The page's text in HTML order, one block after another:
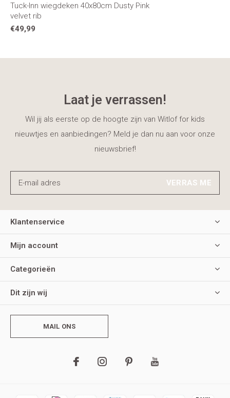
Tuck-Inn wiegdeken 40x80cm Dusty Pink
velvet rib
€49,99
Laat je verrassen!
Wil jij als eerste op de hoogte zijn van Witlof for kids
nieuwtjes en aanbiedingen? Meld je dan nu aan voor onze
nieuwsbrief!
VERRAS ME
Klantenservice
Mijn account
Categorieën
Dit zijn wij
MAIL ONS